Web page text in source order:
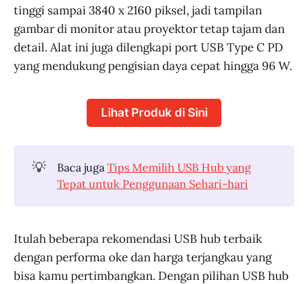
tinggi sampai 3840 x 2160 piksel, jadi tampilan
gambar di monitor atau proyektor tetap tajam dan
detail. Alat ini juga dilengkapi port USB Type C PD
yang mendukung pengisian daya cepat hingga 96 W.
Lihat Produk di Sini
💡 Baca juga Tips Memilih USB Hub yang
Tepat untuk Penggunaan Sehari-hari
Itulah beberapa rekomendasi USB hub terbaik
dengan performa oke dan harga terjangkau yang
bisa kamu pertimbangkan. Dengan pilihan USB hub